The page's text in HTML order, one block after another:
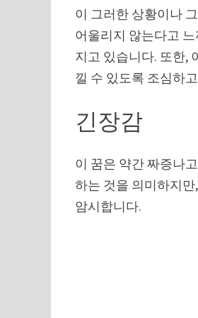
이 그러한 상황이나
어울리지 않는다고
지고 있습니다. 또한,
낄 수 있도록 조심하
긴장감
이 꿈은 약간 짜증나
하는 것을 의미하지
암시합니다.